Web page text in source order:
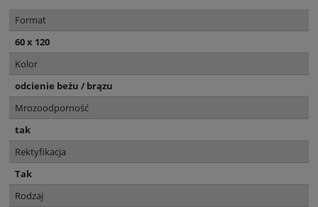
Format
60 x 120
Kolor
odcienie beżu / brązu
Mrozoodporność
tak
Rektyfikacja
Tak
Rodzaj